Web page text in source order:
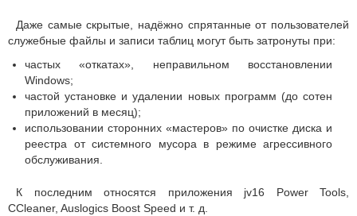
Даже самые скрытые, надёжно спрятанные от пользователей
служебные файлы и записи таблиц могут быть затронуты при:
частых «откатах», неправильном восстановлении
Windows;
частой установке и удалении новых программ (до сотен
приложений в месяц);
использовании сторонних «мастеров» по очистке диска и
реестра от системного мусора в режиме агрессивного
обслуживания.
К последним относятся приложения jv16 Power Tools,
CCleaner, Auslogics Boost Speed и т. д.